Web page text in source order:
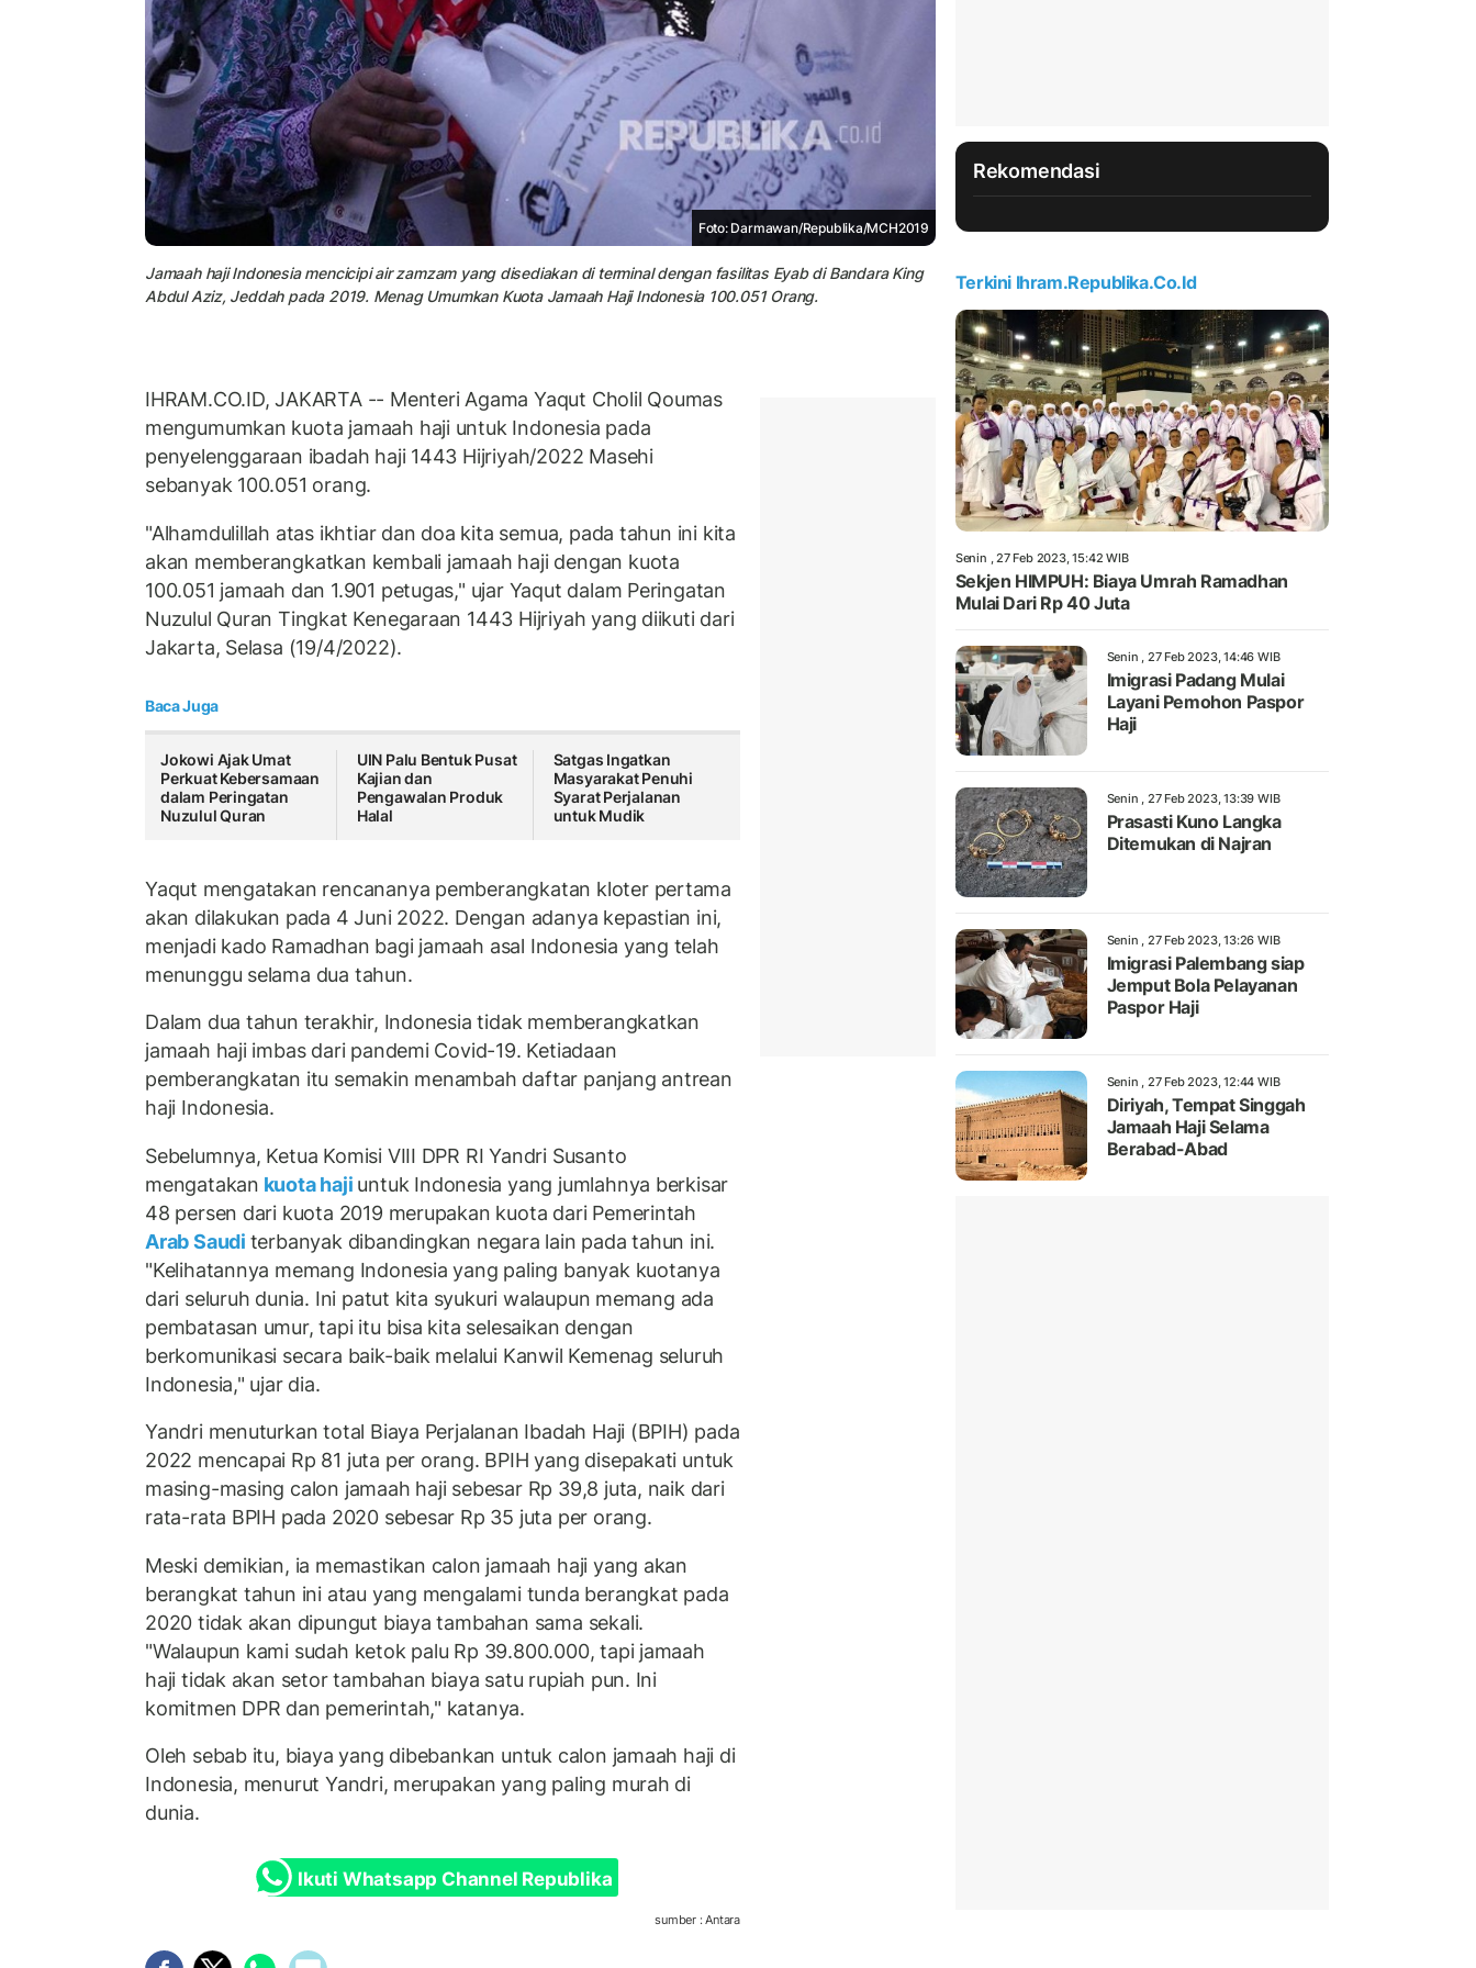
Foto: Darmawan/Republika/MCH2019
Jamaah haji Indonesia mencicipi air zamzam yang disediakan di terminal dengan fasilitas Eyab di Bandara King
Abdul Aziz, Jeddah pada 2019. Menag Umumkan Kuota Jamaah Haji Indonesia 100.051 Orang.
IHRAM.CO.ID, JAKARTA -- Menteri Agama Yaqut Cholil Qoumas
mengumumkan kuota jamaah haji untuk Indonesia pada
penyelenggaraan ibadah haji 1443 Hijriyah/2022 Masehi
sebanyak 100.051 orang.
"Alhamdulillah atas ikhtiar dan doa kita semua, pada tahun ini kita
akan memberangkatkan kembali jamaah haji dengan kuota
100.051 jamaah dan 1.901 petugas," ujar Yaqut dalam Peringatan
Nuzulul Quran Tingkat Kenegaraan 1443 Hijriyah yang diikuti dari
Jakarta, Selasa (19/4/2022).
Baca Juga
Jokowi Ajak Umat
Perkuat Kebersamaan
dalam Peringatan
Nuzulul Quran
UIN Palu Bentuk Pusat
Kajian dan
Pengawalan Produk
Halal
Satgas Ingatkan
Masyarakat Penuhi
Syarat Perjalanan
untuk Mudik
Yaqut mengatakan rencananya pemberangkatan kloter pertama
akan dilakukan pada 4 Juni 2022. Dengan adanya kepastian ini,
menjadi kado Ramadhan bagi jamaah asal Indonesia yang telah
menunggu selama dua tahun.
Dalam dua tahun terakhir, Indonesia tidak memberangkatkan
jamaah haji imbas dari pandemi Covid-19. Ketiadaan
pemberangkatan itu semakin menambah daftar panjang antrean
haji Indonesia.
Sebelumnya, Ketua Komisi VIII DPR RI Yandri Susanto
mengatakan kuota haji untuk Indonesia yang jumlahnya berkisar
48 persen dari kuota 2019 merupakan kuota dari Pemerintah
Arab Saudi terbanyak dibandingkan negara lain pada tahun ini.
"Kelihatannya memang Indonesia yang paling banyak kuotanya
dari seluruh dunia. Ini patut kita syukuri walaupun memang ada
pembatasan umur, tapi itu bisa kita selesaikan dengan
berkomunikasi secara baik-baik melalui Kanwil Kemenag seluruh
Indonesia," ujar dia.
Yandri menuturkan total Biaya Perjalanan Ibadah Haji (BPIH) pada
2022 mencapai Rp 81 juta per orang. BPIH yang disepakati untuk
masing-masing calon jamaah haji sebesar Rp 39,8 juta, naik dari
rata-rata BPIH pada 2020 sebesar Rp 35 juta per orang.
Meski demikian, ia memastikan calon jamaah haji yang akan
berangkat tahun ini atau yang mengalami tunda berangkat pada
2020 tidak akan dipungut biaya tambahan sama sekali.
"Walaupun kami sudah ketok palu Rp 39.800.000, tapi jamaah
haji tidak akan setor tambahan biaya satu rupiah pun. Ini
komitmen DPR dan pemerintah," katanya.
Oleh sebab itu, biaya yang dibebankan untuk calon jamaah haji di
Indonesia, menurut Yandri, merupakan yang paling murah di
dunia.
Ikuti Whatsapp Channel Republika
sumber : Antara
Rekomendasi
Terkini Ihram.republika.co.id
Senin , 27 Feb 2023, 15:42 WIB
Sekjen HIMPUH: Biaya Umrah Ramadhan
Mulai Dari Rp 40 Juta
Senin , 27 Feb 2023, 14:46 WIB
Imigrasi Padang Mulai
Layani Pemohon Paspor
Haji
Senin , 27 Feb 2023, 13:39 WIB
Prasasti Kuno Langka
Ditemukan di Najran
Senin , 27 Feb 2023, 13:26 WIB
Imigrasi Palembang siap
Jemput Bola Pelayanan
Paspor Haji
Senin , 27 Feb 2023, 12:44 WIB
Diriyah, Tempat Singgah
Jamaah Haji Selama
Berabad-Abad